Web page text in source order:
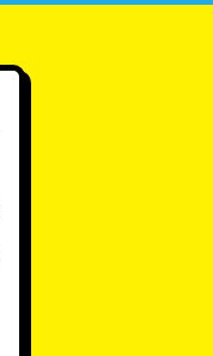
利⽤することに
当法⼈の定める
が完了するもの
以下の事由があ
請を承認しない
⼀切の開⽰義務